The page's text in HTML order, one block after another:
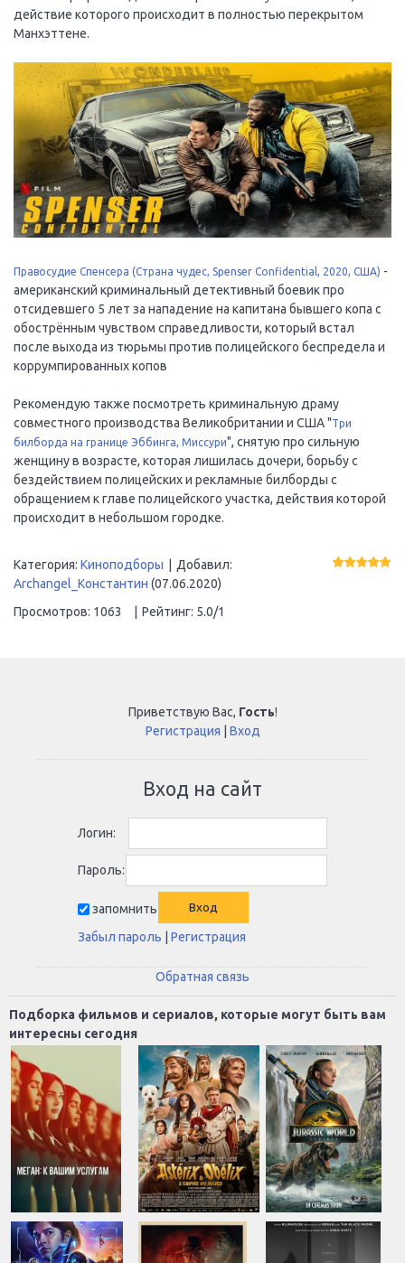
действие которого происходит в полностью перекрытом
Манхэттене.
Правосудие Спенсера (Страна чудес, Spenser Confidential, 2020, США) -
американский криминальный детективный боевик про
отсидевшего 5 лет за нападение на капитана бывшего копа с
обострённым чувством справедливости, который встал
после выхода из тюрьмы против полицейского беспредела и
коррумпированных копов
Рекомендую также посмотреть криминальную драму
совместного производства Великобритании и США "Три
билборда на границе Эббинга, Миссури", снятую про сильную
женщину в возрасте, которая лишилась дочери, борьбу с
бездействием полицейских и рекламные билборды с
обращением к главе полицейского участка, действия которой
происходит в небольшом городке.
Категория: Киноподборы Добавил:
Archangel_Константин (07.06.2020)
Просмотров: 1063 Рейтинг: 5.0/1
Приветствую Вас, Гость!
Регистрация
Вход
Вход на сайт
Логин:
Пароль:
запомнить
Забыл пароль
Регистрация
Обратная связь
Подборка фильмов и сериалов, которые могут быть вам
интересны сегодня